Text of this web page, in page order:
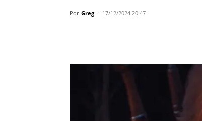
Por Greg - 17/12/2024 20:47